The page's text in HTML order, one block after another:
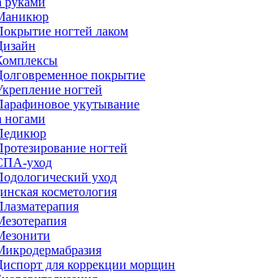
ногтей лаком
покрытие
ногтей
укутывание
ногами
ногтей
уход
уход
косметология
для коррекции морщин